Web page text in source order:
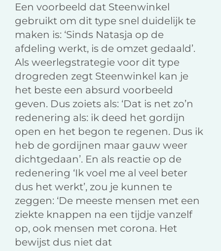
Een voorbeeld dat Steenwinkel
gebruikt om dit type snel duidelijk te
maken is: ‘Sinds Natasja op de
afdeling werkt, is de omzet gedaald’.
Als weerlegstrategie voor dit type
drogreden zegt Steenwinkel kan je
het beste een absurd voorbeeld
geven. Dus zoiets als: ‘Dat is net zo’n
redenering als: ik deed het gordijn
open en het begon te regenen. Dus ik
heb de gordijnen maar gauw weer
dichtgedaan’. En als reactie op de
redenering ‘Ik voel me al veel beter
dus het werkt’, zou je kunnen te
zeggen: ‘De meeste mensen met een
ziekte knappen na een tijdje vanzelf
op, ook mensen met corona. Het
bewijst dus niet dat